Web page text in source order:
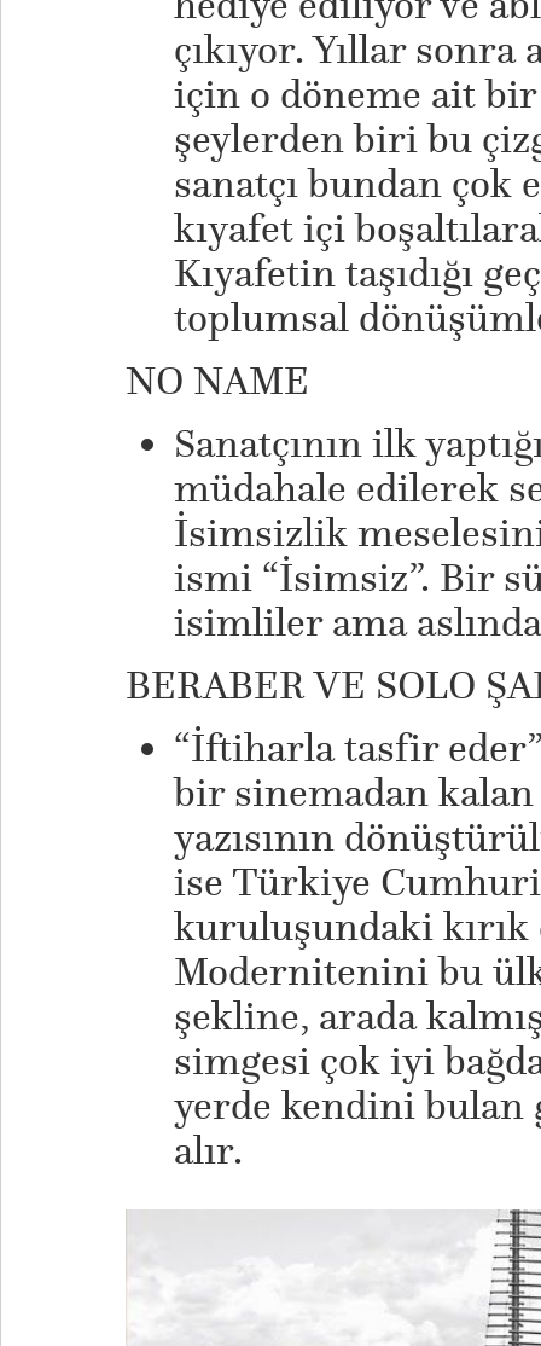
çıkıyor. Yıllar
için o döneme ait bir
şeylerden biri bu
sanatçı bundan çok
kıyafet içi
Kıyafetin taşıdığı
toplumsal
NO NAME
Sanatçının ilk
müdahale edilerek
İsimsizlik
ismi “İsimsiz”. Bir
isimliler ama
BERABER VE SOLO
“İftiharla tasfir eder”
bir sinemadan
yazısının
ise Türkiye
kuruluşundaki
Modernitenini bu
şekline, arada
simgesi çok iyi
yerde kendini bulan
alır.